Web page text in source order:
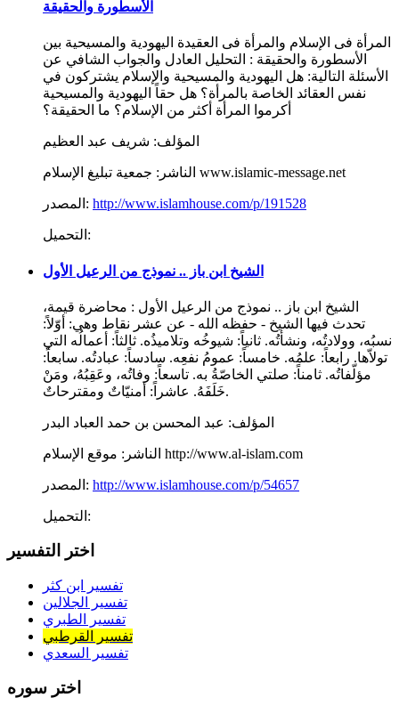
الأسطورة والحقيقة
المرأة فى الإسلام والمرأة فى العقيدة اليهودية والمسيحية بين
الأسطورة والحقيقة : التحليل العادل والجواب الشافي عن
الأسئلة التالية: هل اليهودية والمسيحية والإسلام يشتركون في
نفس العقائد الخاصة بالمرأة؟ هل حقاً اليهودية والمسيحية
أكرموا المرأة أكثر من الإسلام؟ ما الحقيقة؟
المؤلف: شريف عبد العظيم
الناشر: جمعية تبليغ الإسلام www.islamic-message.net
المصدر: http://www.islamhouse.com/p/191528
التحميل:
الشيخ ابن باز .. نموذج من الرعيل الأول
الشيخ ابن باز .. نموذج من الرعيل الأول : محاضرة قيمة،
تحدث فيها الشيخ - حفظه الله - عن عشر نقاط وهي: أوّلاً:
نسبُه، وولادتُه، ونشأتُه. ثانياً: شيوخُه وتلاميذُه. ثالثاً: أعمالُه التي
تولاّها. رابعاً: علمُه. خامساً: عمومُ نفعِه. سادساً: عبادتُه. سابعاً:
مؤلّفاتُه. ثامناً: صلتي الخاصّةُ به. تاسعاً: وفاتُه، وعَقِبُهُ، ومَنْ
خَلَفَهُ. عاشراً: أمنيّاتٌ ومقترحاتٌ.
المؤلف: عبد المحسن بن حمد العباد البدر
الناشر: موقع الإسلام http://www.al-islam.com
المصدر: http://www.islamhouse.com/p/54657
التحميل:
اختر التفسير
تفسير ابن كثر
تفسير الجلالين
تفسير الطبري
تفسير القرطبي
تفسير السعدي
اختر سوره